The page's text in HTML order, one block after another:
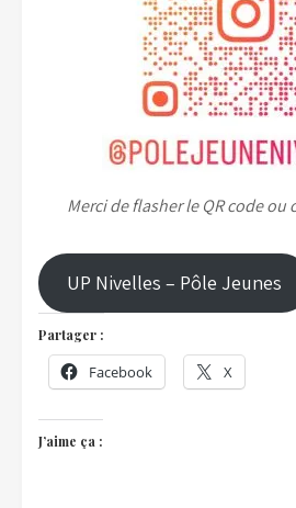
Merci de flasher le QR code ou
UP Nivelles – Pôle Jeunes
Partager :
Facebook X
J’aime ça :